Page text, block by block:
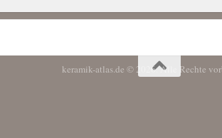
keramik-atlas.de © 2026. Alle Rechte